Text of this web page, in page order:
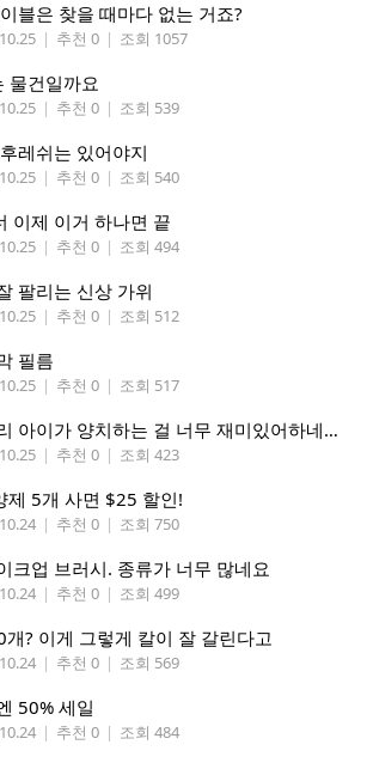
블은 찾을 때마다 없는 거죠?
| 추천 0 | 조회 1057
물건일까요
| 추천 0 | 조회 539
레쉬는 있어야지
| 추천 0 | 조회 540
이제 이거 하나면 끝
| 추천 0 | 조회 494
팔리는 신상 가위
| 추천 0 | 조회 512
필름
| 추천 0 | 조회 517
이거 사주니까 우리 아이가 양치하는 걸 너무 재미있어하네요
| 추천 0 | 조회 423
제 5개 사면 $25 할인!
| 추천 0 | 조회 750
크업 브러시. 종류가 너무 많네요
| 추천 0 | 조회 499
? 이게 그렇게 칼이 잘 갈린다고
| 추천 0 | 조회 569
50% 세일
| 추천 0 | 조회 484